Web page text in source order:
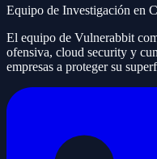
Equipo de Investigación en
El equipo de Vulnerabbit
ofensiva, cloud security y
empresas a proteger su